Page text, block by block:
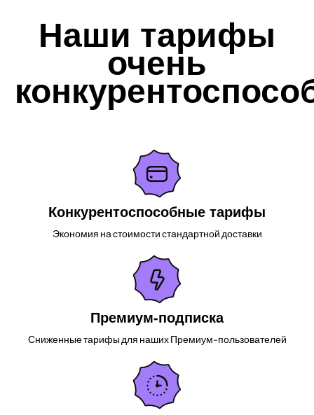
Наши тарифы
очень
Конкурентоспособные тарифы
Экономия на стоимости стандартной доставки
Премиум-подписка
Сниженные тарифы для наших Премиум-пользователей